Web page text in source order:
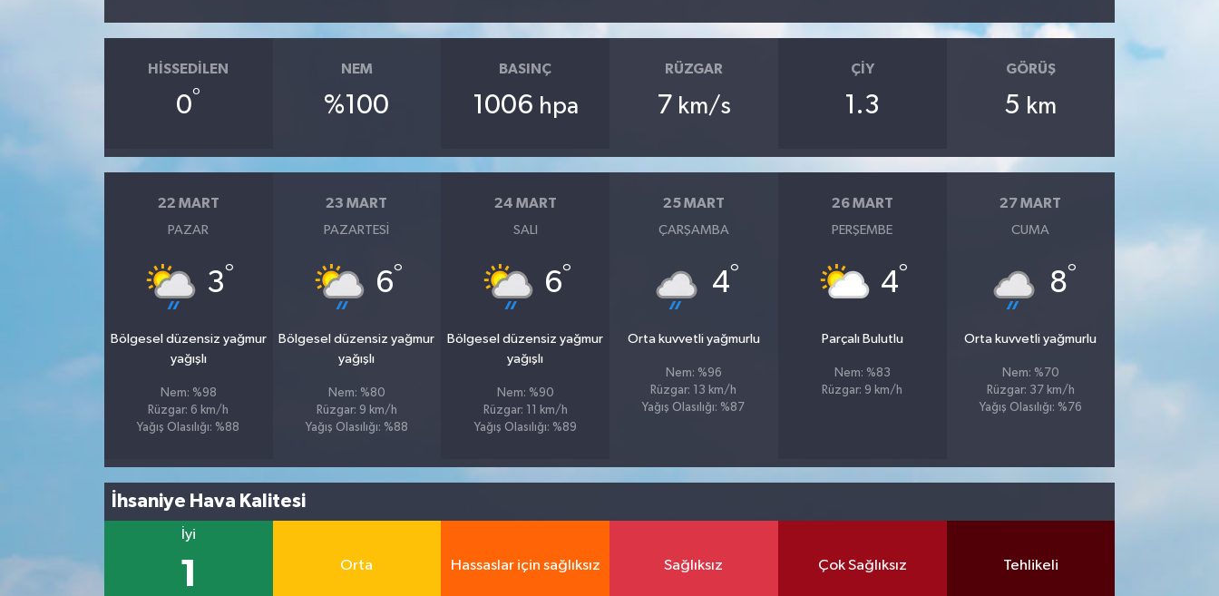
HISSEDILEN
0°
NEM
%100
BASINÇ
1006 hpa
RÜZGAR
7 km/s
ÇIY
1.3
GÖRÜŞ
5 km
22 MART
PAZAR
3°
Bölgesel düzensiz yağmur
yağışlı
Nem: %98
Rüzgar: 6 km/h
Yağış Olasılığı: %88
23 MART
PAZARTESI
6°
Bölgesel düzensiz yağmur
yağışlı
Nem: %80
Rüzgar: 9 km/h
Yağış Olasılığı: %88
24 MART
SALI
6°
Bölgesel düzensiz yağmur
yağışlı
Nem: %90
Rüzgar: 11 km/h
Yağış Olasılığı: %89
25 MART
ÇARŞAMBA
4°
Orta kuvvetli yağmurlu
Nem: %96
Rüzgar: 13 km/h
Yağış Olasılığı: %87
26 MART
PERŞEMBE
4°
Parçalı Bulutlu
Nem: %83
Rüzgar: 9 km/h
27 MART
CUMA
8°
Orta kuvvetli yağmurlu
Nem: %70
Rüzgar: 37 km/h
Yağış Olasılığı: %76
İhsaniye Hava Kalitesi
İyi
1 Orta Hassaslar için sağlıksız Sağlıksız Çok Sağlıksız Tehlikeli